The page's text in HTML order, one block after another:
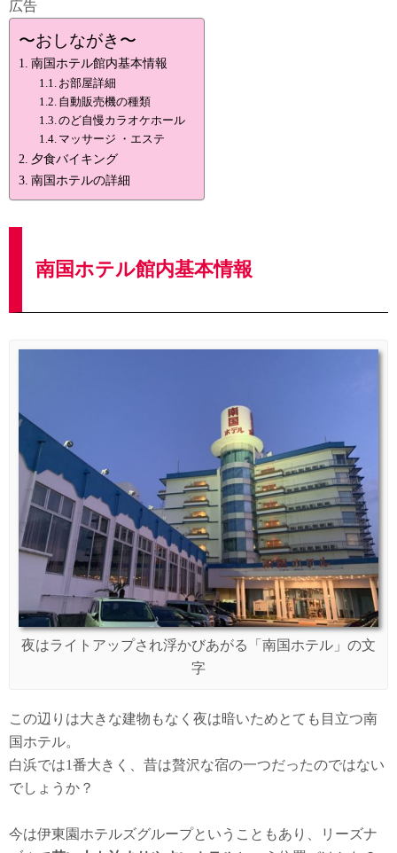
広告
〜おしながき〜
南国ホテル館内基本情報
お部屋詳細
自動販売機の種類
のど自慢カラオケホール
マッサージ ・エステ
夕食バイキング
南国ホテルの詳細
南国ホテル館内基本情報
夜はライトアップされ浮かびあがる「南国ホテル」の文
字
この辺りは大きな建物もなく夜は暗いためとても目立つ南
国ホテル。
白浜では1番大きく、昔は贅沢な宿の一つだったのではない
でしょうか？
今は伊東園ホテルズグループということもあり、リーズナ